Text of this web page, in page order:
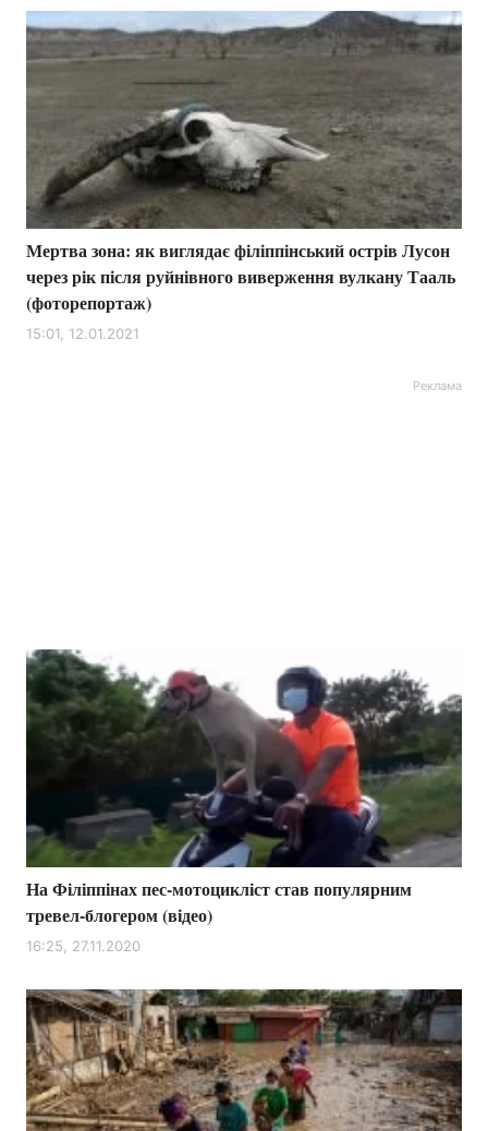
Мертва зона: як виглядає філіппінський острів Лусон
через рік після руйнівного виверження вулкану Тааль
(фоторепортаж)
15:01, 12.01.2021
Реклама
На Філіппінах пес-мотоцикліст став популярним
тревел-блогером (відео)
16:25, 27.11.2020